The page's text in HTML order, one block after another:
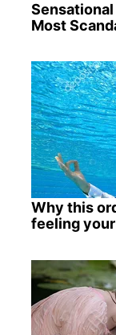
Most
Why this
feeling